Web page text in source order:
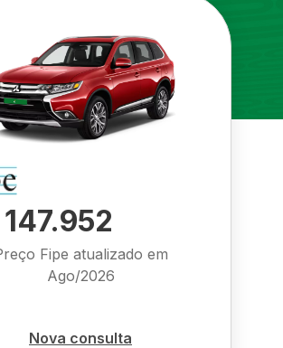
Fipe atualizado em
Ago/2026
Nova consulta